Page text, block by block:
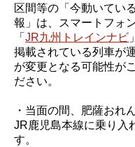
区間等の「今動いてい
報」は、スマートフォ
「JR九州トレインナビ
掲載されている列車が
が変更となる可能性が
ださい。
・当面の間、肥薩おれ
JR鹿児島本線に乗り入
す。